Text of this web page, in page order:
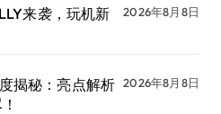
来袭，玩机新
2026年8月8日
揭秘：亮点解析 2026年8月8日